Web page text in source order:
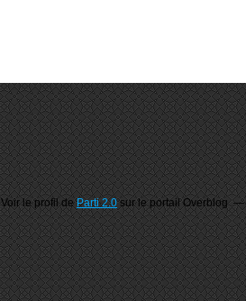
Voir le profil deParti 2.0sur le portail Overblog